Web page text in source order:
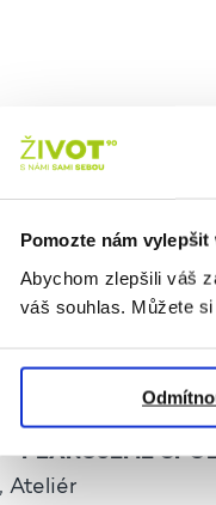
Pomozte nám vylepšit
Abychom zlepšili váš
váš souhlas. Můžete
PLÁNUJEME
Ateliér